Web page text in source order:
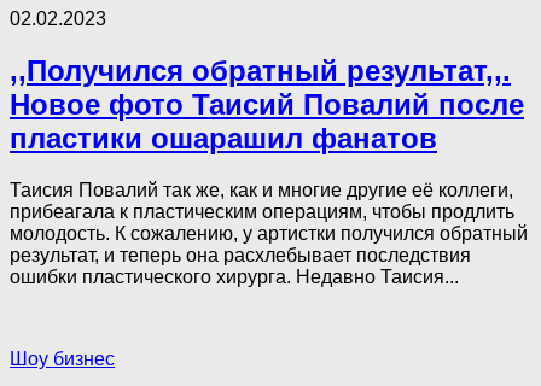
02.02.2023
,,Получился обратный результат,,.
Новое фото Таисий Повалий после
пластики ошарашил фанатов
Таисия Повалий так же, как и многие другие её коллеги,
прибеагала к пластическим операциям, чтобы продлить
молодость. К сожалению, у артистки получился обратный
результат, и теперь она расхлебывает последствия
ошибки пластического хирурга. Недавно Таисия...
Шоу бизнес